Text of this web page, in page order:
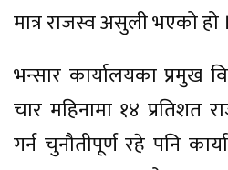
मात्र राजस्व असुली भएको हो ।
भन्सार कार्यालयका प्रमुख
चार महिनामा १४ प्रतिशत
गर्न चुनौतीपूर्ण रहे पनि